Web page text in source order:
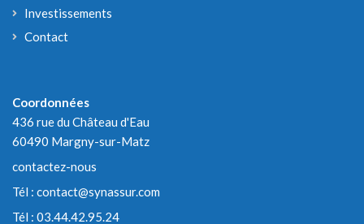
Investissements
Contact
Coordonnées
436 rue du Château d'Eau
60490 Margny-sur-Matz
contactez-nous
Tél : contact@synassur.com
Tél : 03.44.42.95.24